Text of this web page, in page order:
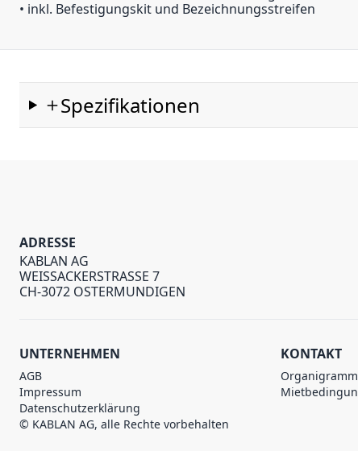
• inkl. Befestigungskit und Bezeichnungsstreifen
Spezifikationen
ADRESSE
KABLAN AG
WEISSACKERSTRASSE 7
CH-3072 OSTERMUNDIGEN
UNTERNEHMEN
AGB
Impressum
Datenschutzerklärung
© KABLAN AG, alle Rechte vorbehalten
KONTAKT
Organigramm